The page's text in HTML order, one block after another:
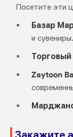
Посетите эти
Базар
и сувениры.
Zaytoon